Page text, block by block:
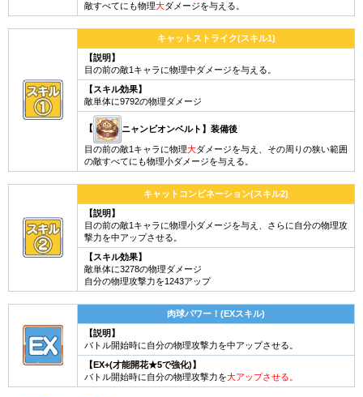
敵すべてにも物理大ダメージを与える。
キャットストライク(スキル1)
【説明】
目の前の敵1キャラに物理中ダメージを与える。
【スキル効果】
敵単体に9792の物理ダメージ
【 ニャンピオンベルト】装備後
目の前の敵1キャラに物理大ダメージを与え、その周りの狭い範囲
の敵すべてにも物理小ダメージを与える。
キャットコンビネーション(スキル2)
【説明】
目の前の敵1キャラに物理小ダメージを与え、さらに自分の物理攻
撃力を中アップさせる。
【スキル効果】
敵単体に3278の物理ダメージ
自分の物理攻撃力を1243アップ
肉球パワー！(EXスキル)
【説明】
バトル開始時に自分の物理攻撃力を中アップさせる。
【EX+(才能開花★5で強化)】
バトル開始時に自分の物理攻撃力を大アップさせる。